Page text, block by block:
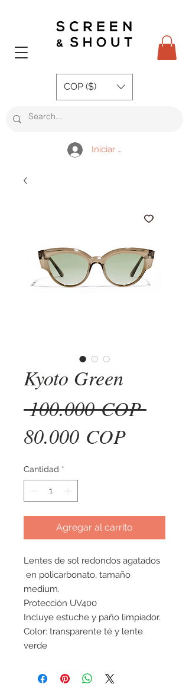
Iniciar sesión
COP ($)
Kyoto Green
100.000 COP Precio
80.000 COPPrecio
Cantidad *
Agregar al carrito
Lentes de sol redondos agatados
en policarbonato, tamaño
medium.
Protección UV400
Incluye estuche y paño limpiador.
Color: transparente té y lente
verde